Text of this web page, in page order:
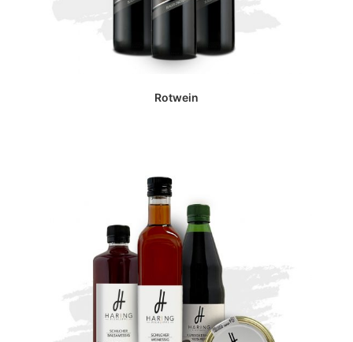
Rotwein